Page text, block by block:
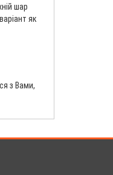
шар
як
з Вами,